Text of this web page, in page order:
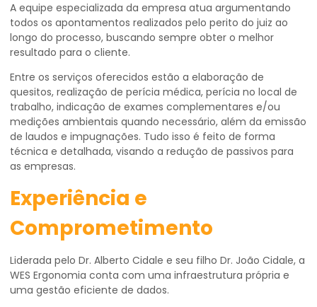
A equipe especializada da empresa atua argumentando
todos os apontamentos realizados pelo perito do juiz ao
longo do processo, buscando sempre obter o melhor
resultado para o cliente.
Entre os serviços oferecidos estão a elaboração de
quesitos, realização de perícia médica, perícia no local de
trabalho, indicação de exames complementares e/ou
medições ambientais quando necessário, além da emissão
de laudos e impugnações. Tudo isso é feito de forma
técnica e detalhada, visando a redução de passivos para
as empresas.
Experiência e
Comprometimento
Liderada pelo Dr. Alberto Cidale e seu filho Dr. João Cidale, a
WES Ergonomia conta com uma infraestrutura própria e
uma gestão eficiente de dados.